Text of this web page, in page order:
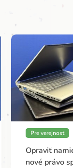
Pre verejnosť
Opraviť
nové právo